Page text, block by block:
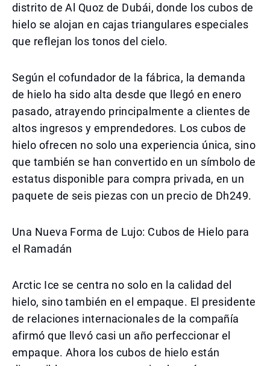
distrito de Al Quoz de Dubái, donde los cubos de
hielo se alojan en cajas triangulares especiales
que reflejan los tonos del cielo.
Según el cofundador de la fábrica, la demanda
de hielo ha sido alta desde que llegó en enero
pasado, atrayendo principalmente a clientes de
altos ingresos y emprendedores. Los cubos de
hielo ofrecen no solo una experiencia única, sino
que también se han convertido en un símbolo de
estatus disponible para compra privada, en un
paquete de seis piezas con un precio de Dh249.
Una Nueva Forma de Lujo: Cubos de Hielo para
el Ramadán
Arctic Ice se centra no solo en la calidad del
hielo, sino también en el empaque. El presidente
de relaciones internacionales de la compañía
afirmó que llevó casi un año perfeccionar el
empaque. Ahora los cubos de hielo están